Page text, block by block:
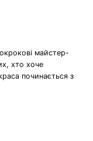
майстер-
хто хоче
починається з